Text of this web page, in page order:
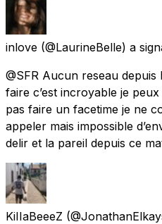
inlove (@LaurineBelle) a
@SFR Aucun reseau depuis
faire c’est incroyable je
pas faire un facetime je ne
appeler mais impossible
delir et la pareil depuis ce
KiIIaBeeeZ